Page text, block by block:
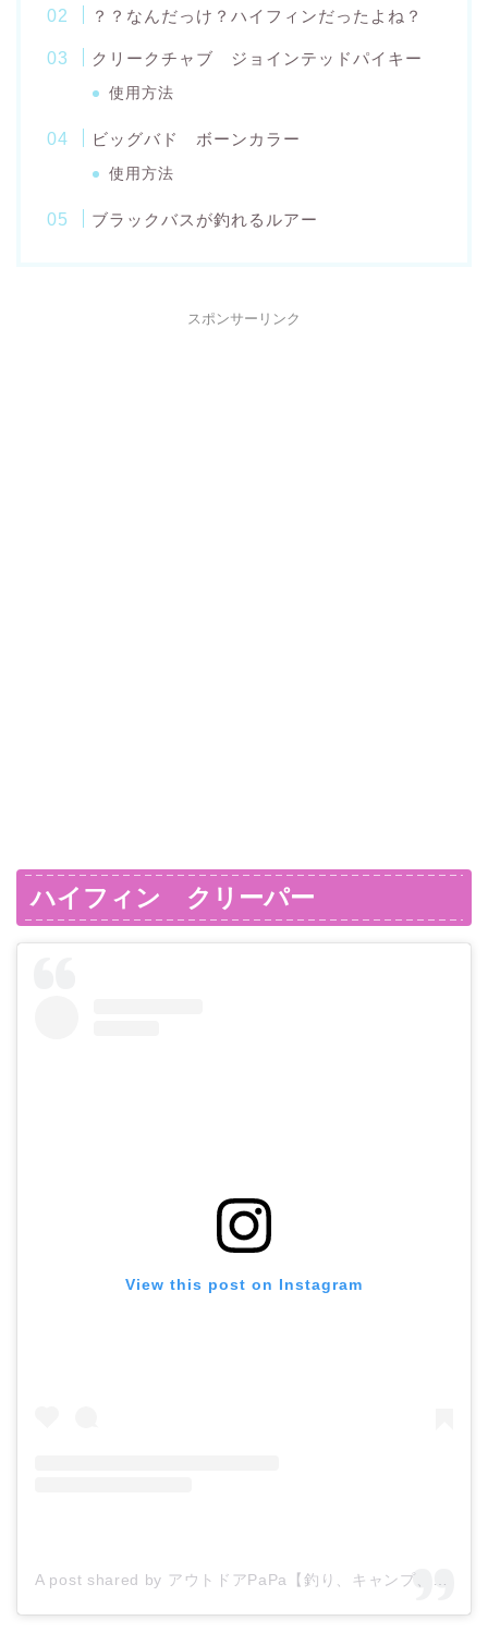
？？なんだっけ？ハイフィンだったよね？
クリークチャブ ジョインテッドパイキー
使用方法
ビッグバド ボーンカラー
使用方法
ブラックバスが釣れるルアー
スポンサーリンク
ハイフィン クリーパー
View this post on Instagram